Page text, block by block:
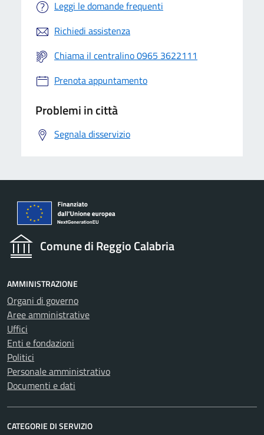
Leggi le domande frequenti
Richiedi assistenza
Chiama il centralino 0965 3622111
Prenota appuntamento
Problemi in città
Segnala disservizio
Comune di Reggio Calabria
AMMINISTRAZIONE
Organi di governo
Aree amministrative
Uffici
Enti e fondazioni
Politici
Personale amministrativo
Documenti e dati
CATEGORIE DI SERVIZIO